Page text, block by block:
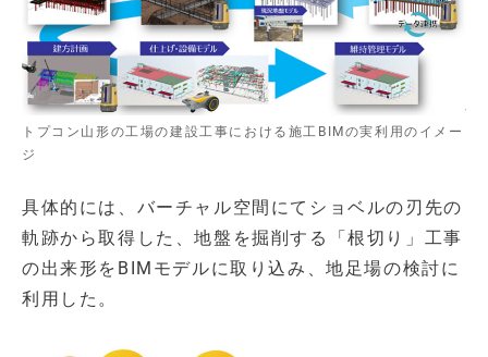
トプコン山形の工場の建設工事における施工BIMの実利用のイメー
ジ
具体的には、バーチャル空間にてショベルの刃先の
軌跡から取得した、地盤を掘削する「根切り」工事
の出来形をBIMモデルに取り込み、地足場の検討に
利用した。